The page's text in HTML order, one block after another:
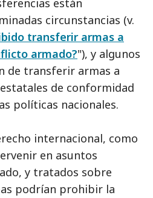
están
circunstancias (v.
transferir armas a
armado?"), y algunos
de transferir armas a
de conformidad
políticas nacionales.
internacional, como
en asuntos
y tratados sobre
podrían prohibir la